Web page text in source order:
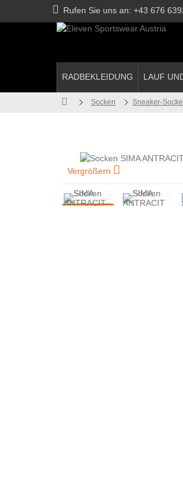
Rufen Sie uns an: +43 676
RADBEKLEIDUNG LAUF
Socken Sneaker-
Vergrößern